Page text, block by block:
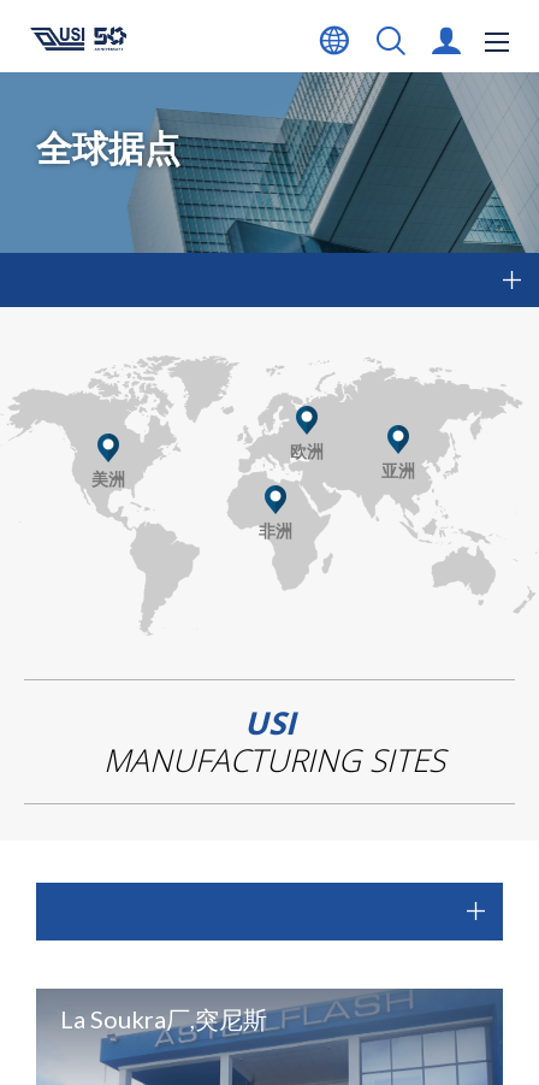
全球据点
亚洲
美洲
欧洲
非洲
USI
MANUFACTURING SITES
La Soukra厂,突尼斯